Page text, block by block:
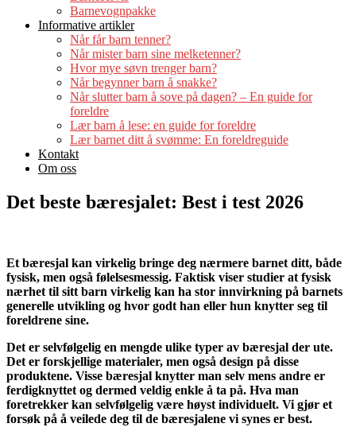
Barnevognpakke
Informative artikler
Når får barn tenner?
Når mister barn sine melketenner?
Hvor mye søvn trenger barn?
Når begynner barn å snakke?
Når slutter barn å sove på dagen? – En guide for
foreldre
Lær barn å lese: en guide for foreldre
Lær barnet ditt å svømme: En foreldreguide
Kontakt
Om oss
Det beste bæresjalet: Best i test 2026
Et bæresjal kan virkelig bringe deg nærmere barnet ditt, både
fysisk, men også følelsesmessig. Faktisk viser studier at fysisk
nærhet til sitt barn virkelig kan ha stor innvirkning på barnets
generelle utvikling og hvor godt han eller hun knytter seg til
foreldrene sine.
Det er selvfølgelig en mengde ulike typer av bæresjal der ute.
Det er forskjellige materialer, men også design på disse
produktene. Visse bæresjal knytter man selv mens andre er
ferdigknyttet og dermed veldig enkle å ta på. Hva man
foretrekker kan selvfølgelig være høyst individuelt. Vi gjør et
forsøk på å veilede deg til de bæresjalene vi synes er best.